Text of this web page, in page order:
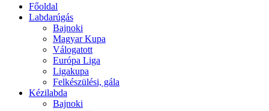
Főoldal
Labdarúgás
Bajnoki
Magyar Kupa
Válogatott
Európa Liga
Ligakupa
Felkészülési, gála
Kézilabda
Bajnoki